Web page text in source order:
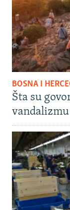
BOSNA I
Šta su